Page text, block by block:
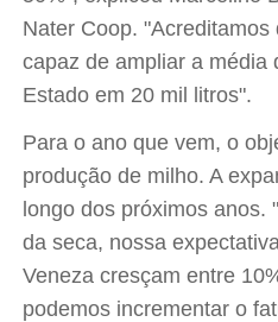
Nater Coop.
capaz de ampliar a média
Estado em 20 mil litros".
Para o ano que vem, o
produção de milho. A
longo dos próximos anos.
da seca, nossa
Veneza cresçam entre
podemos incrementar o